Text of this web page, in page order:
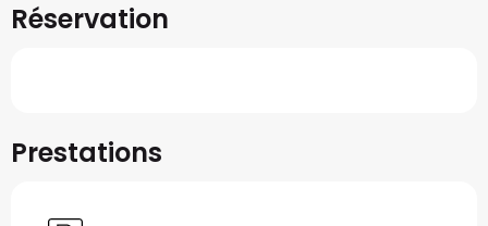
Réservation
Prestations